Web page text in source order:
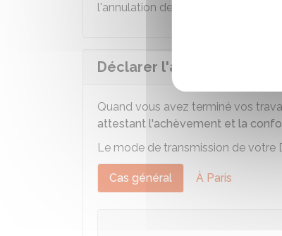
l'annulation de l'autorisation
Déclarer l'achèvement
Quand vous avez terminé vos
attestant l'achèvement et la
Le mode de transmission de votre
Cas général À Paris